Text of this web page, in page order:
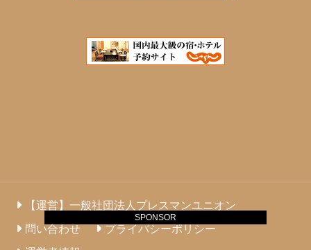
SPONSOR
【運営】一般社団法人プレスマンユニオン
問い合わせ
プライバシーポリシー